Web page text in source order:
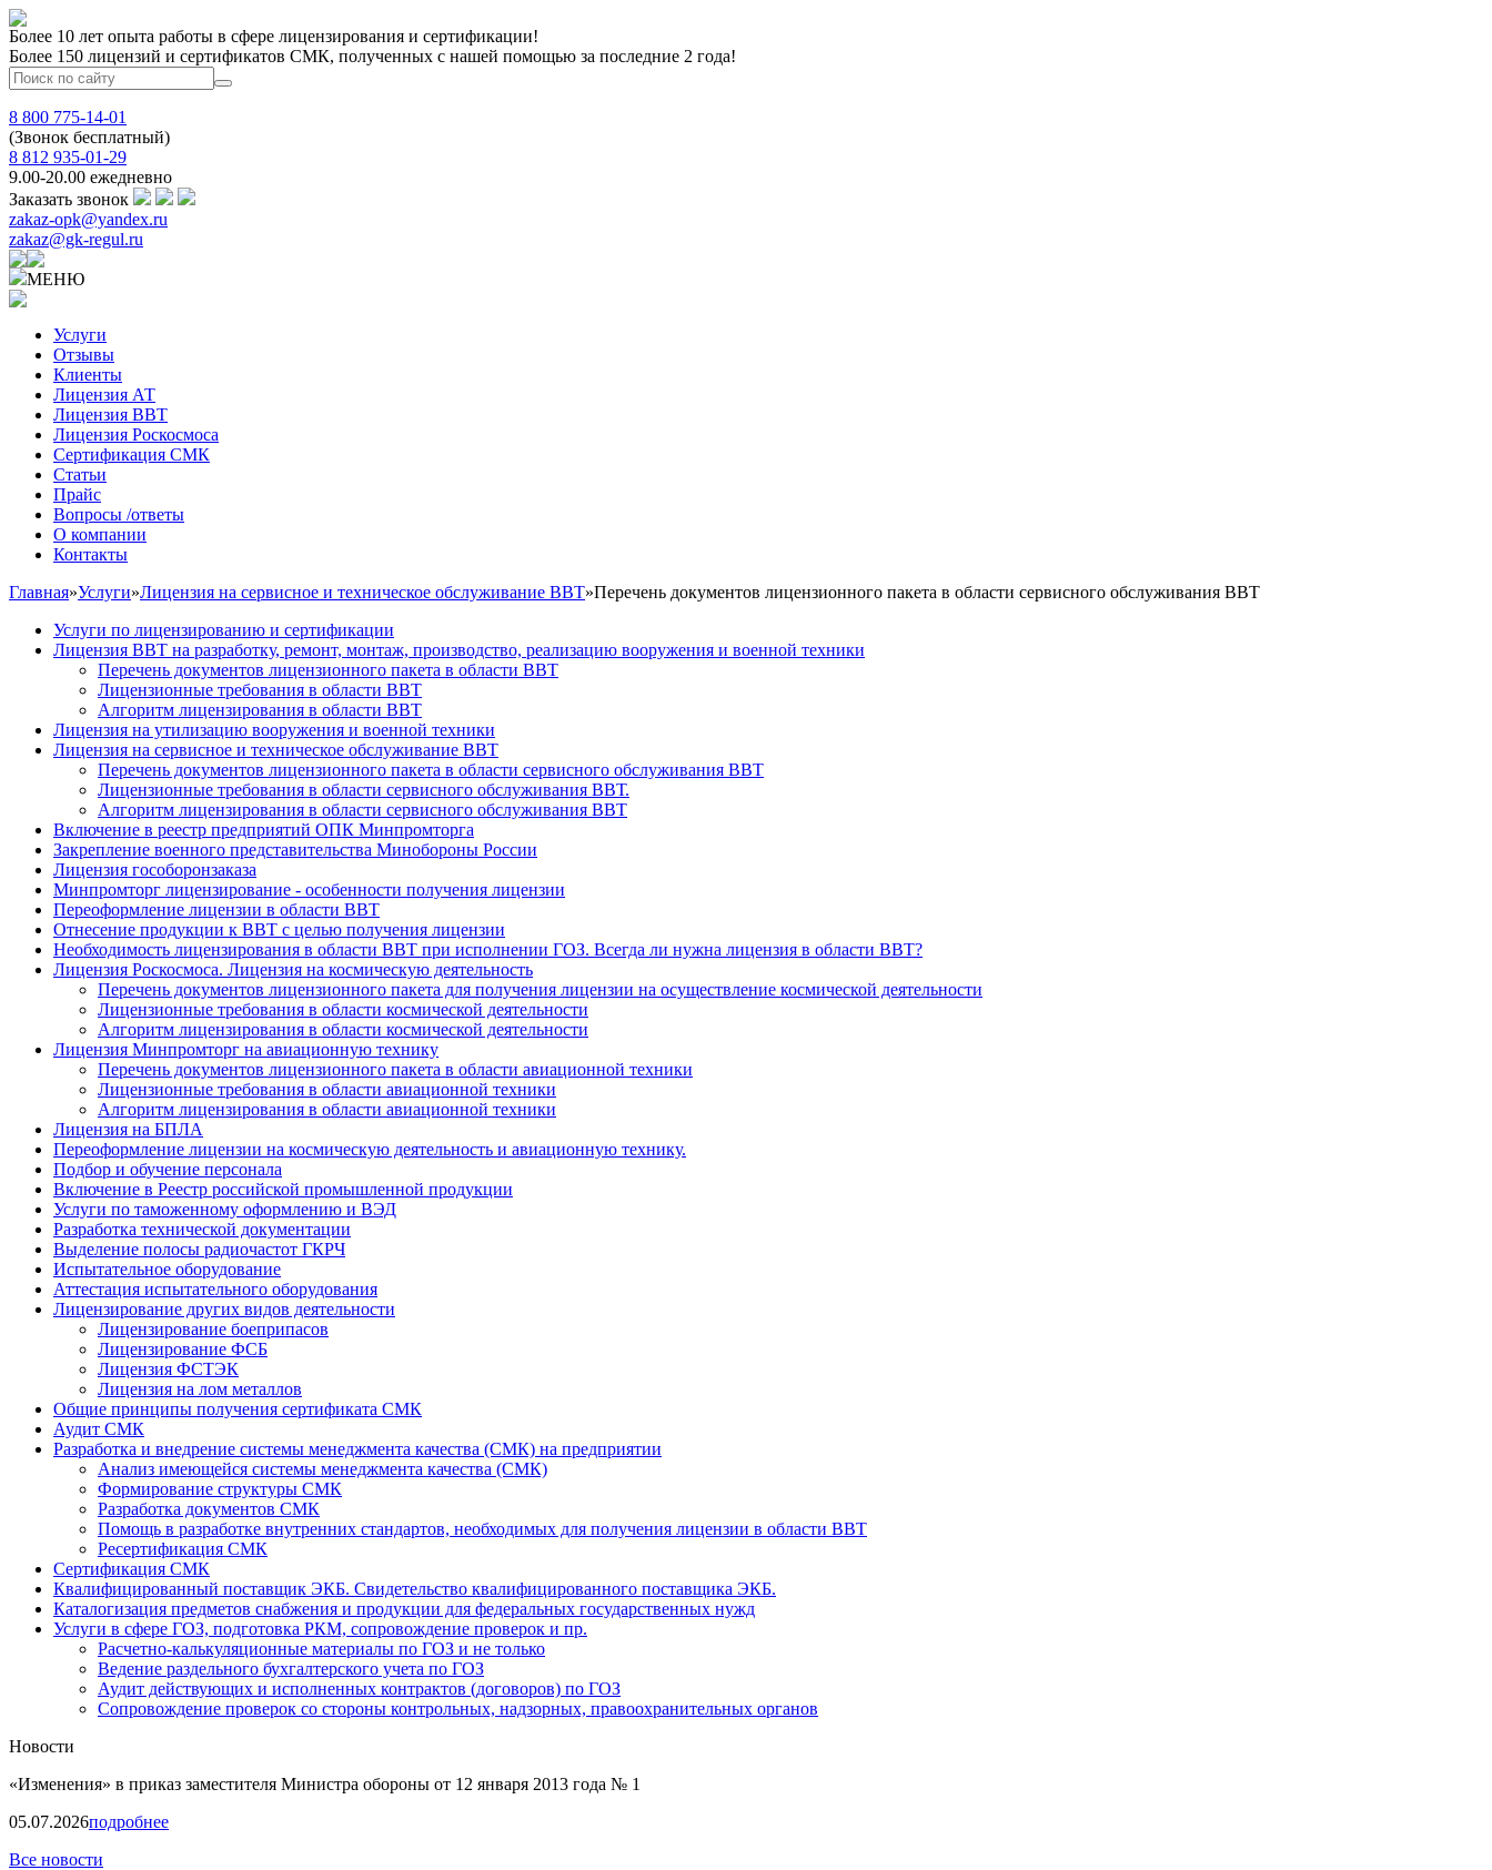
Более 10 лет опыта работы в сфере лицензирования и сертификации!
Более 150 лицензий и сертификатов СМК, полученных с нашей помощью за последние 2 года!
8 800 775-14-01
(Звонок бесплатный)
8 812 935-01-29
9.00-20.00 ежедневно
Заказать звонок
zakaz-opk@yandex.ru
zakaz@gk-regul.ru
МЕНЮ
Услуги
Отзывы
Клиенты
Лицензия АТ
Лицензия ВВТ
Лицензия Роскосмоса
Сертификация СМК
Статьи
Прайс
Вопросы /ответы
О компании
Контакты
Главная»Услуги»Лицензия на сервисное и техническое обслуживание ВВТ»Перечень документов лицензионного пакета в области сервисного обслуживания ВВТ
Услуги по лицензированию и сертификации
Лицензия ВВТ на разработку, ремонт, монтаж, производство, реализацию вооружения и военной техники
Перечень документов лицензионного пакета в области ВВТ
Лицензионные требования в области ВВТ
Алгоритм лицензирования в области ВВТ
Лицензия на утилизацию вооружения и военной техники
Лицензия на сервисное и техническое обслуживание ВВТ
Перечень документов лицензионного пакета в области сервисного обслуживания ВВТ
Лицензионные требования в области сервисного обслуживания ВВТ.
Алгоритм лицензирования в области сервисного обслуживания ВВТ
Включение в реестр предприятий ОПК Минпромторга
Закрепление военного представительства Минобороны России
Лицензия гособоронзаказа
Минпромторг лицензирование - особенности получения лицензии
Переоформление лицензии в области ВВТ
Отнесение продукции к ВВТ с целью получения лицензии
Необходимость лицензирования в области ВВТ при исполнении ГОЗ. Всегда ли нужна лицензия в области ВВТ?
Лицензия Роскосмоса. Лицензия на космическую деятельность
Перечень документов лицензионного пакета для получения лицензии на осуществление космической деятельности
Лицензионные требования в области космической деятельности
Алгоритм лицензирования в области космической деятельности
Лицензия Минпромторг на авиационную технику
Перечень документов лицензионного пакета в области авиационной техники
Лицензионные требования в области авиационной техники
Алгоритм лицензирования в области авиационной техники
Лицензия на БПЛА
Переоформление лицензии на космическую деятельность и авиационную технику.
Подбор и обучение персонала
Включение в Реестр российской промышленной продукции
Услуги по таможенному оформлению и ВЭД
Разработка технической документации
Выделение полосы радиочастот ГКРЧ
Испытательное оборудование
Аттестация испытательного оборудования
Лицензирование других видов деятельности
Лицензирование боеприпасов
Лицензирование ФСБ
Лицензия ФСТЭК
Лицензия на лом металлов
Общие принципы получения сертификата СМК
Аудит СМК
Разработка и внедрение системы менеджмента качества (СМК) на предприятии
Анализ имеющейся системы менеджмента качества (СМК)
Формирование структуры СМК
Разработка документов СМК
Помощь в разработке внутренних стандартов, необходимых для получения лицензии в области ВВТ
Ресертификация СМК
Сертификация СМК
Квалифицированный поставщик ЭКБ. Свидетельство квалифицированного поставщика ЭКБ.
Каталогизация предметов снабжения и продукции для федеральных государственных нужд
Услуги в сфере ГОЗ, подготовка РКМ, сопровождение проверок и пр.
Расчетно-калькуляционные материалы по ГОЗ и не только
Ведение раздельного бухгалтерского учета по ГОЗ
Аудит действующих и исполненных контрактов (договоров) по ГОЗ
Cопровождение проверок со стороны контрольных, надзорных, правоохранительных органов
Новости
«Изменения» в приказ заместителя Министра обороны от 12 января 2013 года № 1
05.07.2026подробнее
Все новости